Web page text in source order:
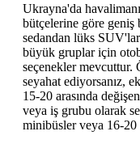
Ukrayna'da
bütçelerine göre geniş
sedandan lüks
büyük gruplar için
seçenekler mevcuttur.
seyahat ediyorsanız,
15-20 arasında
veya iş grubu olarak
minibüsler veya 16-